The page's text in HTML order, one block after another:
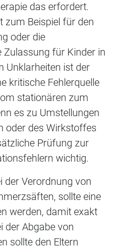
das erfordert.
zum Beispiel für den
oder die
für Kinder in
Unklarheiten ist der
kritische Fehlerquelle
stationären zum
es zu Umstellungen
oder des Wirkstoffes
Prüfung zur
wichtig.
der Verordnung von
sollte eine
werden, damit exakt
der Abgabe von
sollte den Eltern